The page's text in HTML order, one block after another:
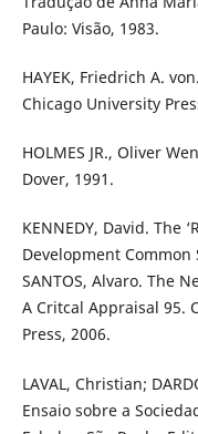
Paulo: Visão, 1983.
HAYEK, Friedrich A.
Chicago University
HOLMES JR., Oliver
Dover, 1991.
KENNEDY, David. The
Development Common
SANTOS, Alvaro. The
A Critcal Appraisal 95.
Press, 2006.
LAVAL, Christian;
Ensaio sobre a